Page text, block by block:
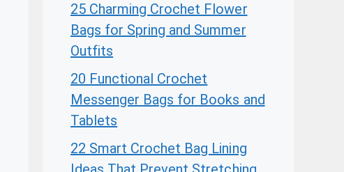
25 Charming Crochet Flower
Bags for Spring and Summer
Outfits
20 Functional Crochet
Messenger Bags for Books and
Tablets
22 Smart Crochet Bag Lining